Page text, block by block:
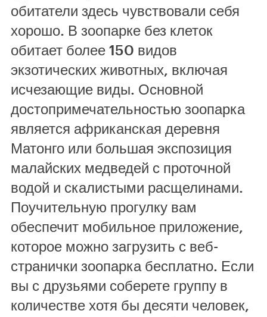
обитатели здесь чувствовали себя
хорошо. В зоопарке без клеток
обитает более 150 видов
экзотических животных, включая
исчезающие виды. Основной
достопримечательностью зоопарка
является африканская деревня
Матонго или большая экспозиция
малайских медведей с проточной
водой и скалистыми расщелинами.
Поучительную прогулку вам
обеспечит мобильное приложение,
которое можно загрузить с веб-
странички зоопарка бесплатно. Если
вы с друзьями соберете группу в
количестве хотя бы десяти человек,